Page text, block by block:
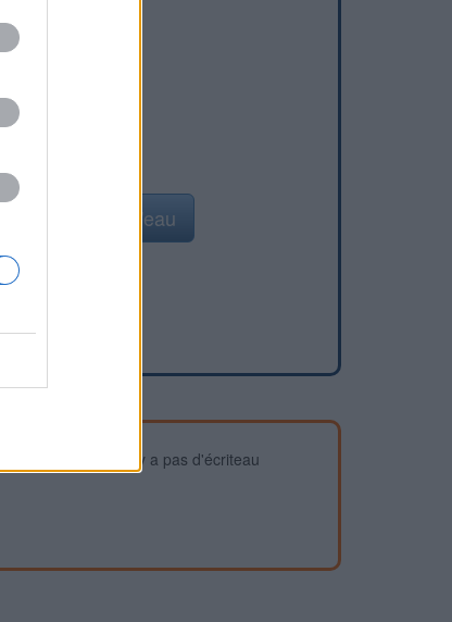
Ajouter un point d'eau
assurer qu'il n'y a pas d'écriteau